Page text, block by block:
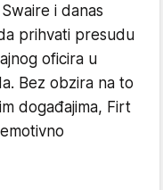
i danas
prihvati presudu
oficira u
Bez obzira na to
događajima, Firt